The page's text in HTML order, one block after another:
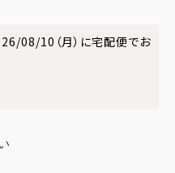
08/10（月） に宅配便でお